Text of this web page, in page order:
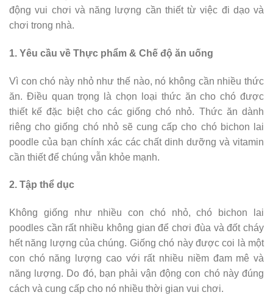
động vui chơi và năng lượng cần thiết từ việc đi dạo và
chơi trong nhà.
1. Yêu cầu về Thực phẩm & Chế độ ăn uống
Vì con chó này nhỏ như thế nào, nó không cần nhiều thức
ăn. Điều quan trọng là chọn loại thức ăn cho chó được
thiết kế đặc biệt cho các giống chó nhỏ. Thức ăn dành
riêng cho giống chó nhỏ sẽ cung cấp cho chó bichon lai
poodle của bạn chính xác các chất dinh dưỡng và vitamin
cần thiết để chúng vẫn khỏe mạnh.
2. Tập thể dục
Không giống như nhiều con chó nhỏ, chó bichon lai
poodles cần rất nhiều không gian để chơi đùa và đốt cháy
hết năng lượng của chúng. Giống chó này được coi là một
con chó năng lượng cao với rất nhiều niềm đam mê và
năng lượng. Do đó, bạn phải vận động con chó này đúng
cách và cung cấp cho nó nhiều thời gian vui chơi.